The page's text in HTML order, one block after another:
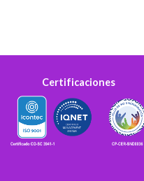
Certificaciones